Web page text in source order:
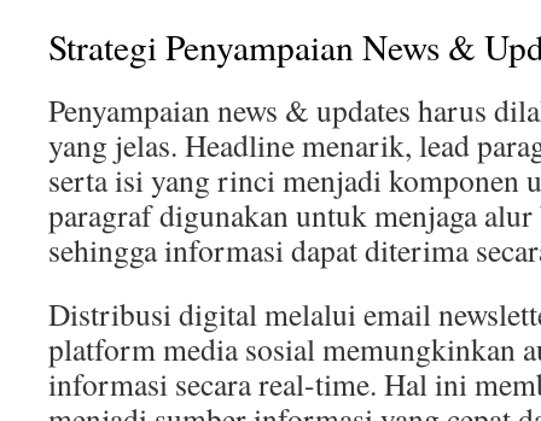
Strategi Penyampaian News &
Penyampaian news & updates harus
yang jelas. Headline menarik, lead
serta isi yang rinci menjadi komponen
paragraf digunakan untuk menjaga alur
sehingga informasi dapat diterima
Distribusi digital melalui email
platform media sosial memungkinkan
informasi secara real-time. Hal ini